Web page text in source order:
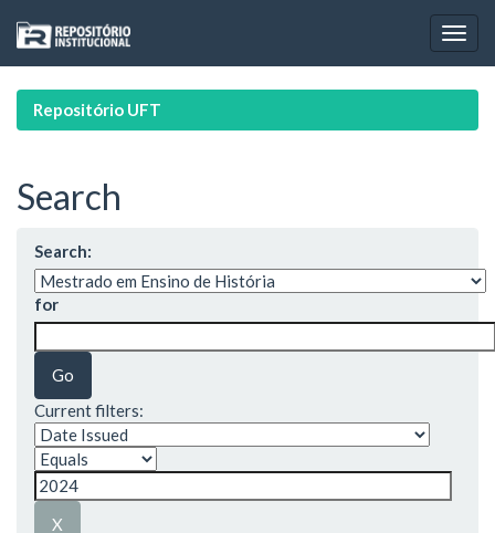
navigation
Repositório UFT
Search
Search:
for
Current filters: